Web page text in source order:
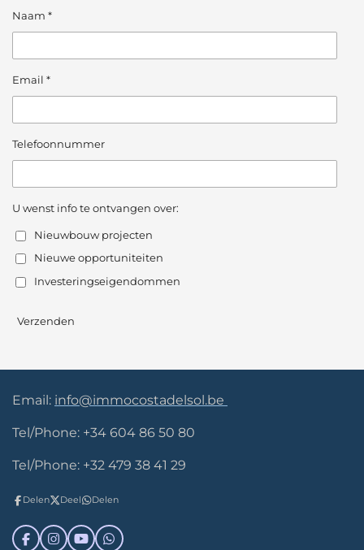
Naam *
Email *
Telefoonnummer
U wenst info te ontvangen over:
Nieuwbouw projecten
Nieuwe opportuniteiten
Investeringseigendommen
Verzenden
Email: info@immocostadelsol.be
Tel/Phone: +34 604 86 50 80
Tel/Phone: +32 479 38 41 29
Delen Deel Delen
F
I
Y
W